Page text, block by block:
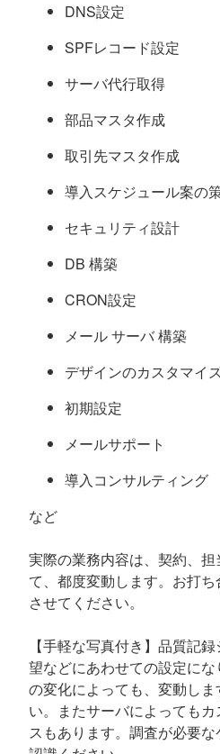
DNS設定
SPFレコード設定
サーバ代行取得
部品マスタ作成
取引先マスタ作成
導入スケジュール案の
セキュリティ設計
DB 構築
CRON設定
メール サーバ 構築
デザインのカスタマイ
初期設定
メールサポート
導入コンサルティング
など
実際の業務内容は、契約、
て、都度変動します。お打
させてください。
【手軽な写真付き】品質記
望などにあわせての設定に
の変化によっても、変動し
い。またサーバによっても
スもあります。調査が必要